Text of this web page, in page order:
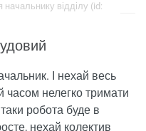
відділу (id:
І нехай весь
часом нелегко тримати
робота буде в
нехай колектив